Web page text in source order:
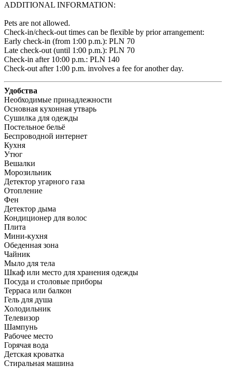
ADDITIONAL INFORMATION:
Pets are not allowed.
Check-in/check-out times can be flexible by prior arrangement:
Early check-in (from 1:00 p.m.): PLN 70
Late check-out (until 1:00 p.m.): PLN 70
Check-in after 10:00 p.m.: PLN 140
Check-out after 1:00 p.m. involves a fee for another day.
Удобства
Необходимые принадлежности
Основная кухонная утварь
Сушилка для одежды
Постельное бельё
Беспроводной интернет
Кухня
Утюг
Вешалки
Морозильник
Детектор угарного газа
Отопление
Фен
Детектор дыма
Кондиционер для волос
Плита
Мини-кухня
Обеденная зона
Чайник
Мыло для тела
Шкаф или место для хранения одежды
Посуда и столовые приборы
Терраса или балкон
Гель для душа
Холодильник
Телевизор
Шампунь
Рабочее место
Горячая вода
Детская кроватка
Стиральная машина